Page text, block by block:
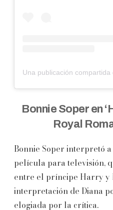
Bonnie Soper en
Royal
Bonnie Soper interpretó
película para televisión,
entre el príncipe Harry y
interpretación de Diana
elogiada por la crítica.